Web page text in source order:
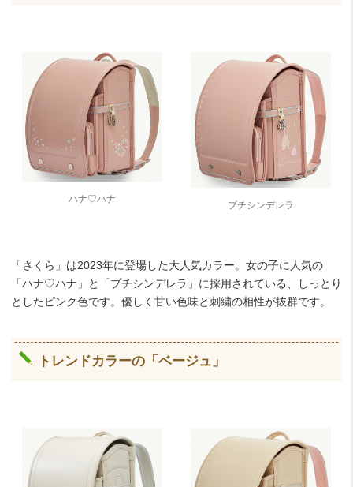
ハナ♡ハナ
プチシンデレラ
「さくら」は2023年に登場した大人気カラー。女の子に人気の
「ハナ♡ハナ」と「プチシンデレラ」に採用されている、しっとり
としたピンク色です。優しく甘い色味と刺繍の相性が抜群です。
トレンドカラーの「ベージュ」